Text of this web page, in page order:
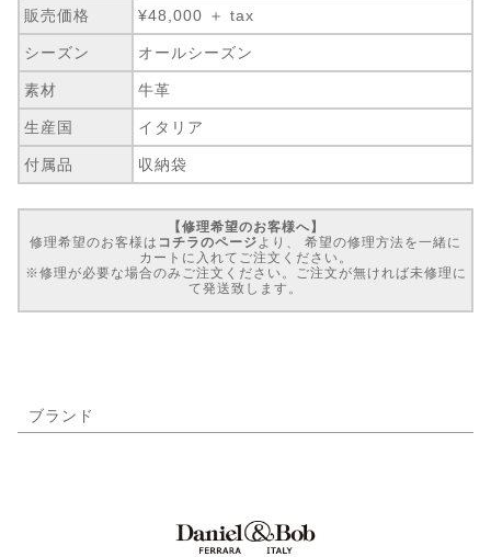
販売価格 ¥48,000 ＋ tax
シーズン オールシーズン
素材 牛革
生産国 イタリア
付属品 収納袋
【修理希望のお客様へ】
修理希望のお客様は コチラのページ より、 希望の修理方法を一緒に
カートに入れてご注文ください。
※修理が必要な場合のみご注文ください。ご注文が無ければ未修理に
て発送致します。
ブランド